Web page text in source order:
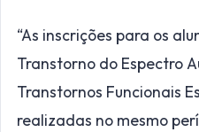
“As inscrições para os
Transtorno do Espectro
Transtornos Funcionais
realizadas no mesmo